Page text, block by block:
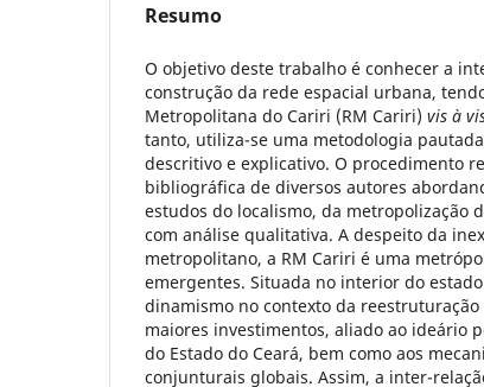
Resumo
O objetivo deste trabalho é conhecer a
construção da rede espacial urbana,
Metropolitana do Cariri (RM Cariri) vis à
tanto, utiliza-se uma metodologia
descritivo e explicativo. O procedimento
bibliográfica de diversos autores
estudos do localismo, da metropolização
com análise qualitativa. A despeito da
metropolitano, a RM Cariri é uma
emergentes. Situada no interior do
dinamismo no contexto da
maiores investimentos, aliado ao ideário
do Estado do Ceará, bem como aos
conjunturais globais. Assim, a inter-